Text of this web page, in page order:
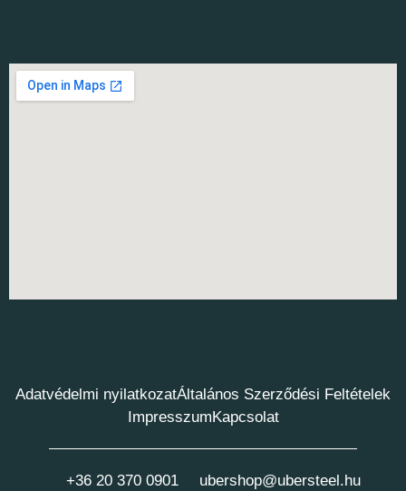
Adatvédelmi nyilatkozatÁltalános Szerződési Feltételek
ImpresszumKapcsolat
+36 20 370 0901 ubershop@ubersteel.hu